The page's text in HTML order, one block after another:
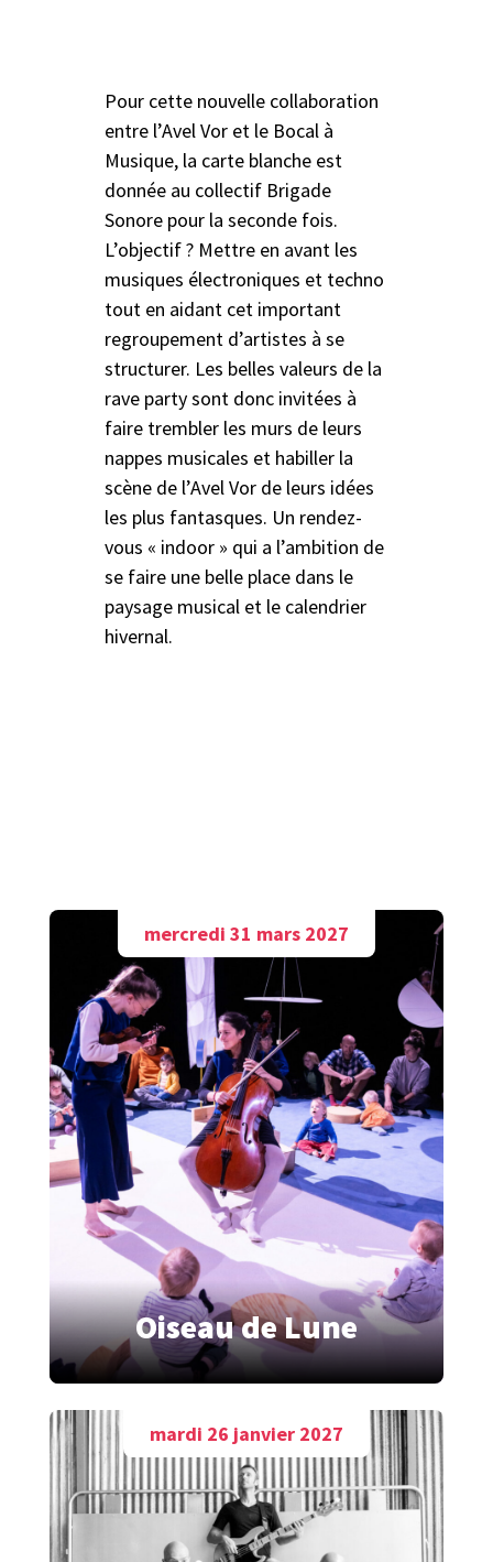
Pour cette nouvelle collaboration
entre l’Avel Vor et le Bocal à
Musique, la carte blanche est
donnée au collectif Brigade
Sonore pour la seconde fois.
L’objectif ? Mettre en avant les
musiques électroniques et techno
tout en aidant cet important
regroupement d’artistes à se
structurer. Les belles valeurs de la
rave party sont donc invitées à
faire trembler les murs de leurs
nappes musicales et habiller la
scène de l’Avel Vor de leurs idées
les plus fantasques. Un rendez-
vous « indoor » qui a l’ambition de
se faire une belle place dans le
paysage musical et le calendrier
hivernal.
mercredi 31 mars 2027
Oiseau de Lune
mardi 26 janvier 2027